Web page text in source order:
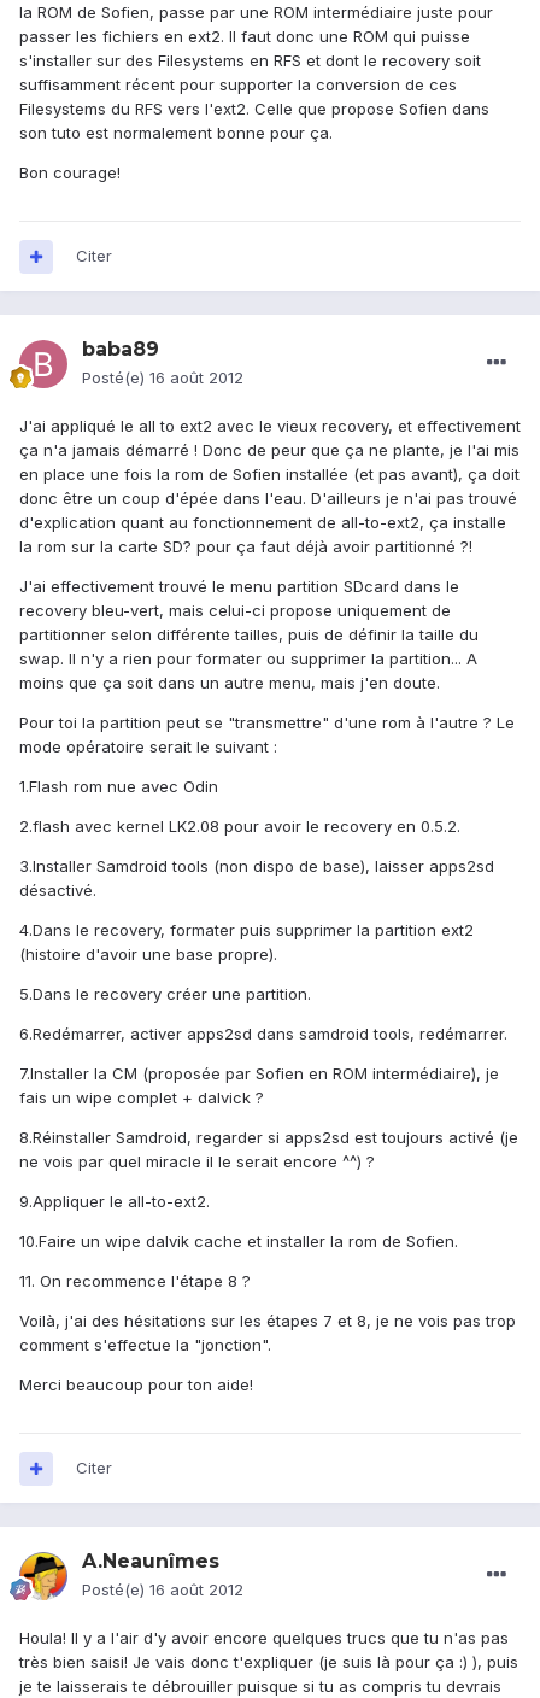
la ROM de Sofien, passe par une ROM intermédiaire juste pour
passer les fichiers en ext2. Il faut donc une ROM qui puisse
s'installer sur des Filesystems en RFS et dont le recovery soit
suffisamment récent pour supporter la conversion de ces
Filesystems du RFS vers l'ext2. Celle que propose Sofien dans
son tuto est normalement bonne pour ça.
Bon courage!
Citer
baba89
Posté(e) 16 août 2012
J'ai appliqué le all to ext2 avec le vieux recovery, et effectivement
ça n'a jamais démarré ! Donc de peur que ça ne plante, je l'ai mis
en place une fois la rom de Sofien installée (et pas avant), ça doit
donc être un coup d'épée dans l'eau. D'ailleurs je n'ai pas trouvé
d'explication quant au fonctionnement de all-to-ext2, ça installe
la rom sur la carte SD? pour ça faut déjà avoir partitionné ?!
J'ai effectivement trouvé le menu partition SDcard dans le
recovery bleu-vert, mais celui-ci propose uniquement de
partitionner selon différente tailles, puis de définir la taille du
swap. Il n'y a rien pour formater ou supprimer la partition... A
moins que ça soit dans un autre menu, mais j'en doute.
Pour toi la partition peut se "transmettre" d'une rom à l'autre ? Le
mode opératoire serait le suivant :
1.Flash rom nue avec Odin
2.flash avec kernel LK2.08 pour avoir le recovery en 0.5.2.
3.Installer Samdroid tools (non dispo de base), laisser apps2sd
désactivé.
4.Dans le recovery, formater puis supprimer la partition ext2
(histoire d'avoir une base propre).
5.Dans le recovery créer une partition.
6.Redémarrer, activer apps2sd dans samdroid tools, redémarrer.
7.Installer la CM (proposée par Sofien en ROM intermédiaire), je
fais un wipe complet + dalvick ?
8.Réinstaller Samdroid, regarder si apps2sd est toujours activé (je
ne vois par quel miracle il le serait encore ^^) ?
9.Appliquer le all-to-ext2.
10.Faire un wipe dalvik cache et installer la rom de Sofien.
11. On recommence l'étape 8 ?
Voilà, j'ai des hésitations sur les étapes 7 et 8, je ne vois pas trop
comment s'effectue la "jonction".
Merci beaucoup pour ton aide!
Citer
A.Neaunîmes
Posté(e) 16 août 2012
Houla! Il y a l'air d'y avoir encore quelques trucs que tu n'as pas
très bien saisi! Je vais donc t'expliquer (je suis là pour ça :) ), puis
je te laisserais te débrouiller puisque si tu as compris tu devrais